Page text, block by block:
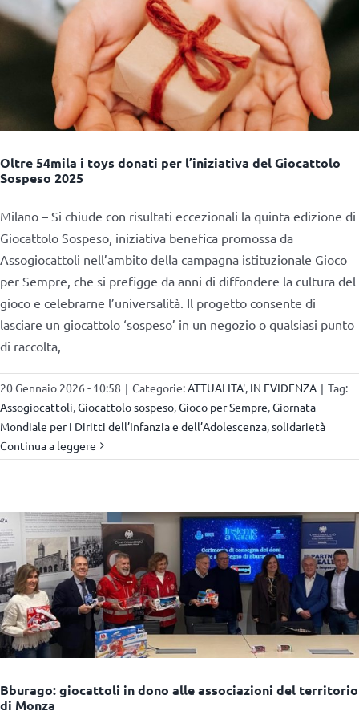
Oltre 54mila i toys donati per l’iniziativa del Giocattolo
Sospeso 2025
Milano – Si chiude con risultati eccezionali la quinta edizione di
Giocattolo Sospeso, iniziativa benefica promossa da
Assogiocattoli nell’ambito della campagna istituzionale Gioco
per Sempre, che si prefigge da anni di diffondere la cultura del
gioco e celebrarne l’universalità. Il progetto consente di
lasciare un giocattolo ‘sospeso’ in un negozio o qualsiasi punto
di raccolta,
20 Gennaio 2026 - 10:58 | Categorie:ATTUALITA', IN EVIDENZA | Tag:
Assogiocattoli,Giocattolo sospeso,Gioco per Sempre,Giornata
Mondiale per i Diritti dell’Infanzia e dell’Adolescenza,solidarietà
Continua a leggere
Bburago: giocattoli in dono alle associazioni del territorio
di Monza